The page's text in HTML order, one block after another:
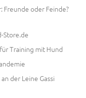
Freunde oder Feinde?
Store.de
Training mit Hund
der Leine Gassi